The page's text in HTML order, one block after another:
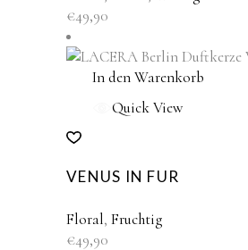
€49,90
In den Warenkorb
Quick View
VENUS IN FUR
Floral, Fruchtig
€49,90